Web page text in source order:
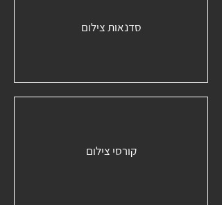
סדנאות צילום
קורסי צילום